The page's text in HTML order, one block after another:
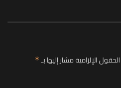
الحقول الإلزامية مشار إليها بـ*